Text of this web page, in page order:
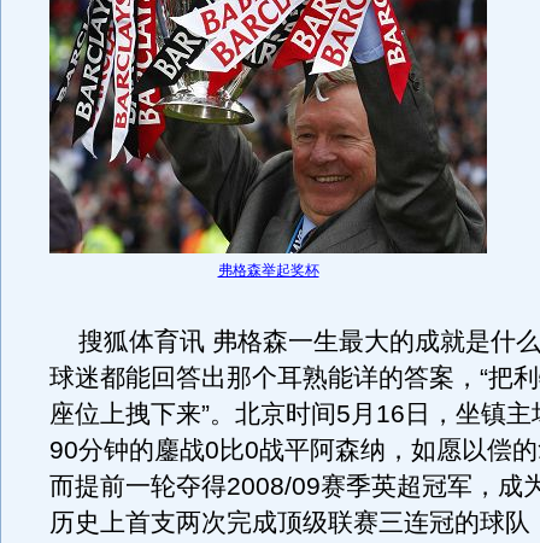
弗格森举起奖杯
搜狐体育讯 弗格森一生最大的成就是什
球迷都能回答出那个耳熟能详的答案，“把
座位上拽下来”。北京时间5月16日，坐镇
90分钟的鏖战0比0战平阿森纳，如愿以偿
而提前一轮夺得2008/09赛季英超冠军，成
历史上首支两次完成顶级联赛三连冠的球队